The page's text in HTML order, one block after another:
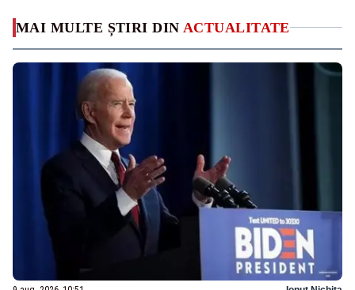
MAI MULTE ȘTIRI DIN ACTUALITATE